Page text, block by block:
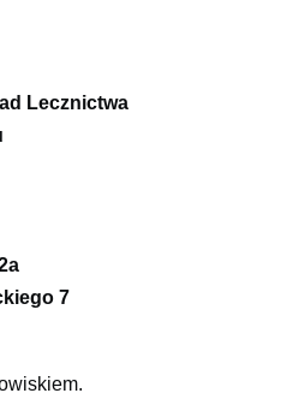
Lecznictwa
7